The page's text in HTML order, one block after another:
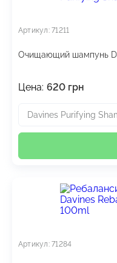
Артикул: 71211
Очищающий шампунь
Цена: 620 грн
Davines Purifying
Артикул: 71284